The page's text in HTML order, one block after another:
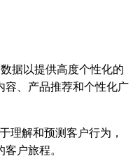
据以提供高度个性化的
容、产品推荐和个性化广
理解和预测客户行为，
户旅程。